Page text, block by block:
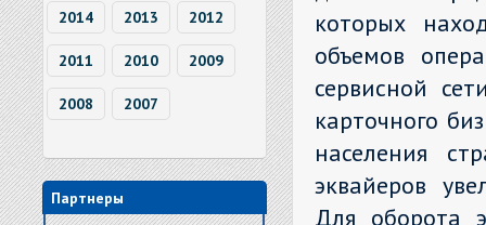
2014 2013 2012
2011 2010 2009
2008 2007
Партнеры
которых
объемов
сервисной
карточного
населения
эквайеров
Для оборота